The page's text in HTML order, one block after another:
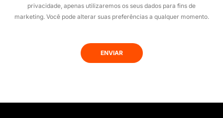
(Obrigatório)
(obrigatório)
privacidade, apenas utilizaremos os seus dados para fins de
marketing. Você pode alterar suas preferências a qualquer momento.